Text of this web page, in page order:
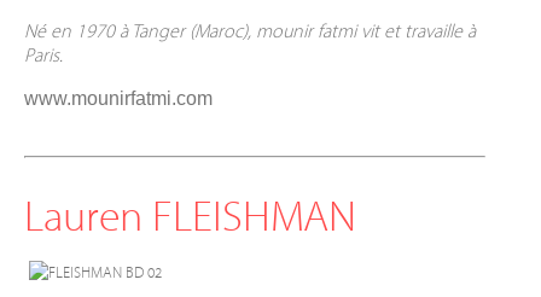
Né en 1970 à Tanger (Maroc), mounir fatmi vit et travaille à
Paris.
www.mounirfatmi.com
Lauren FLEISHMAN